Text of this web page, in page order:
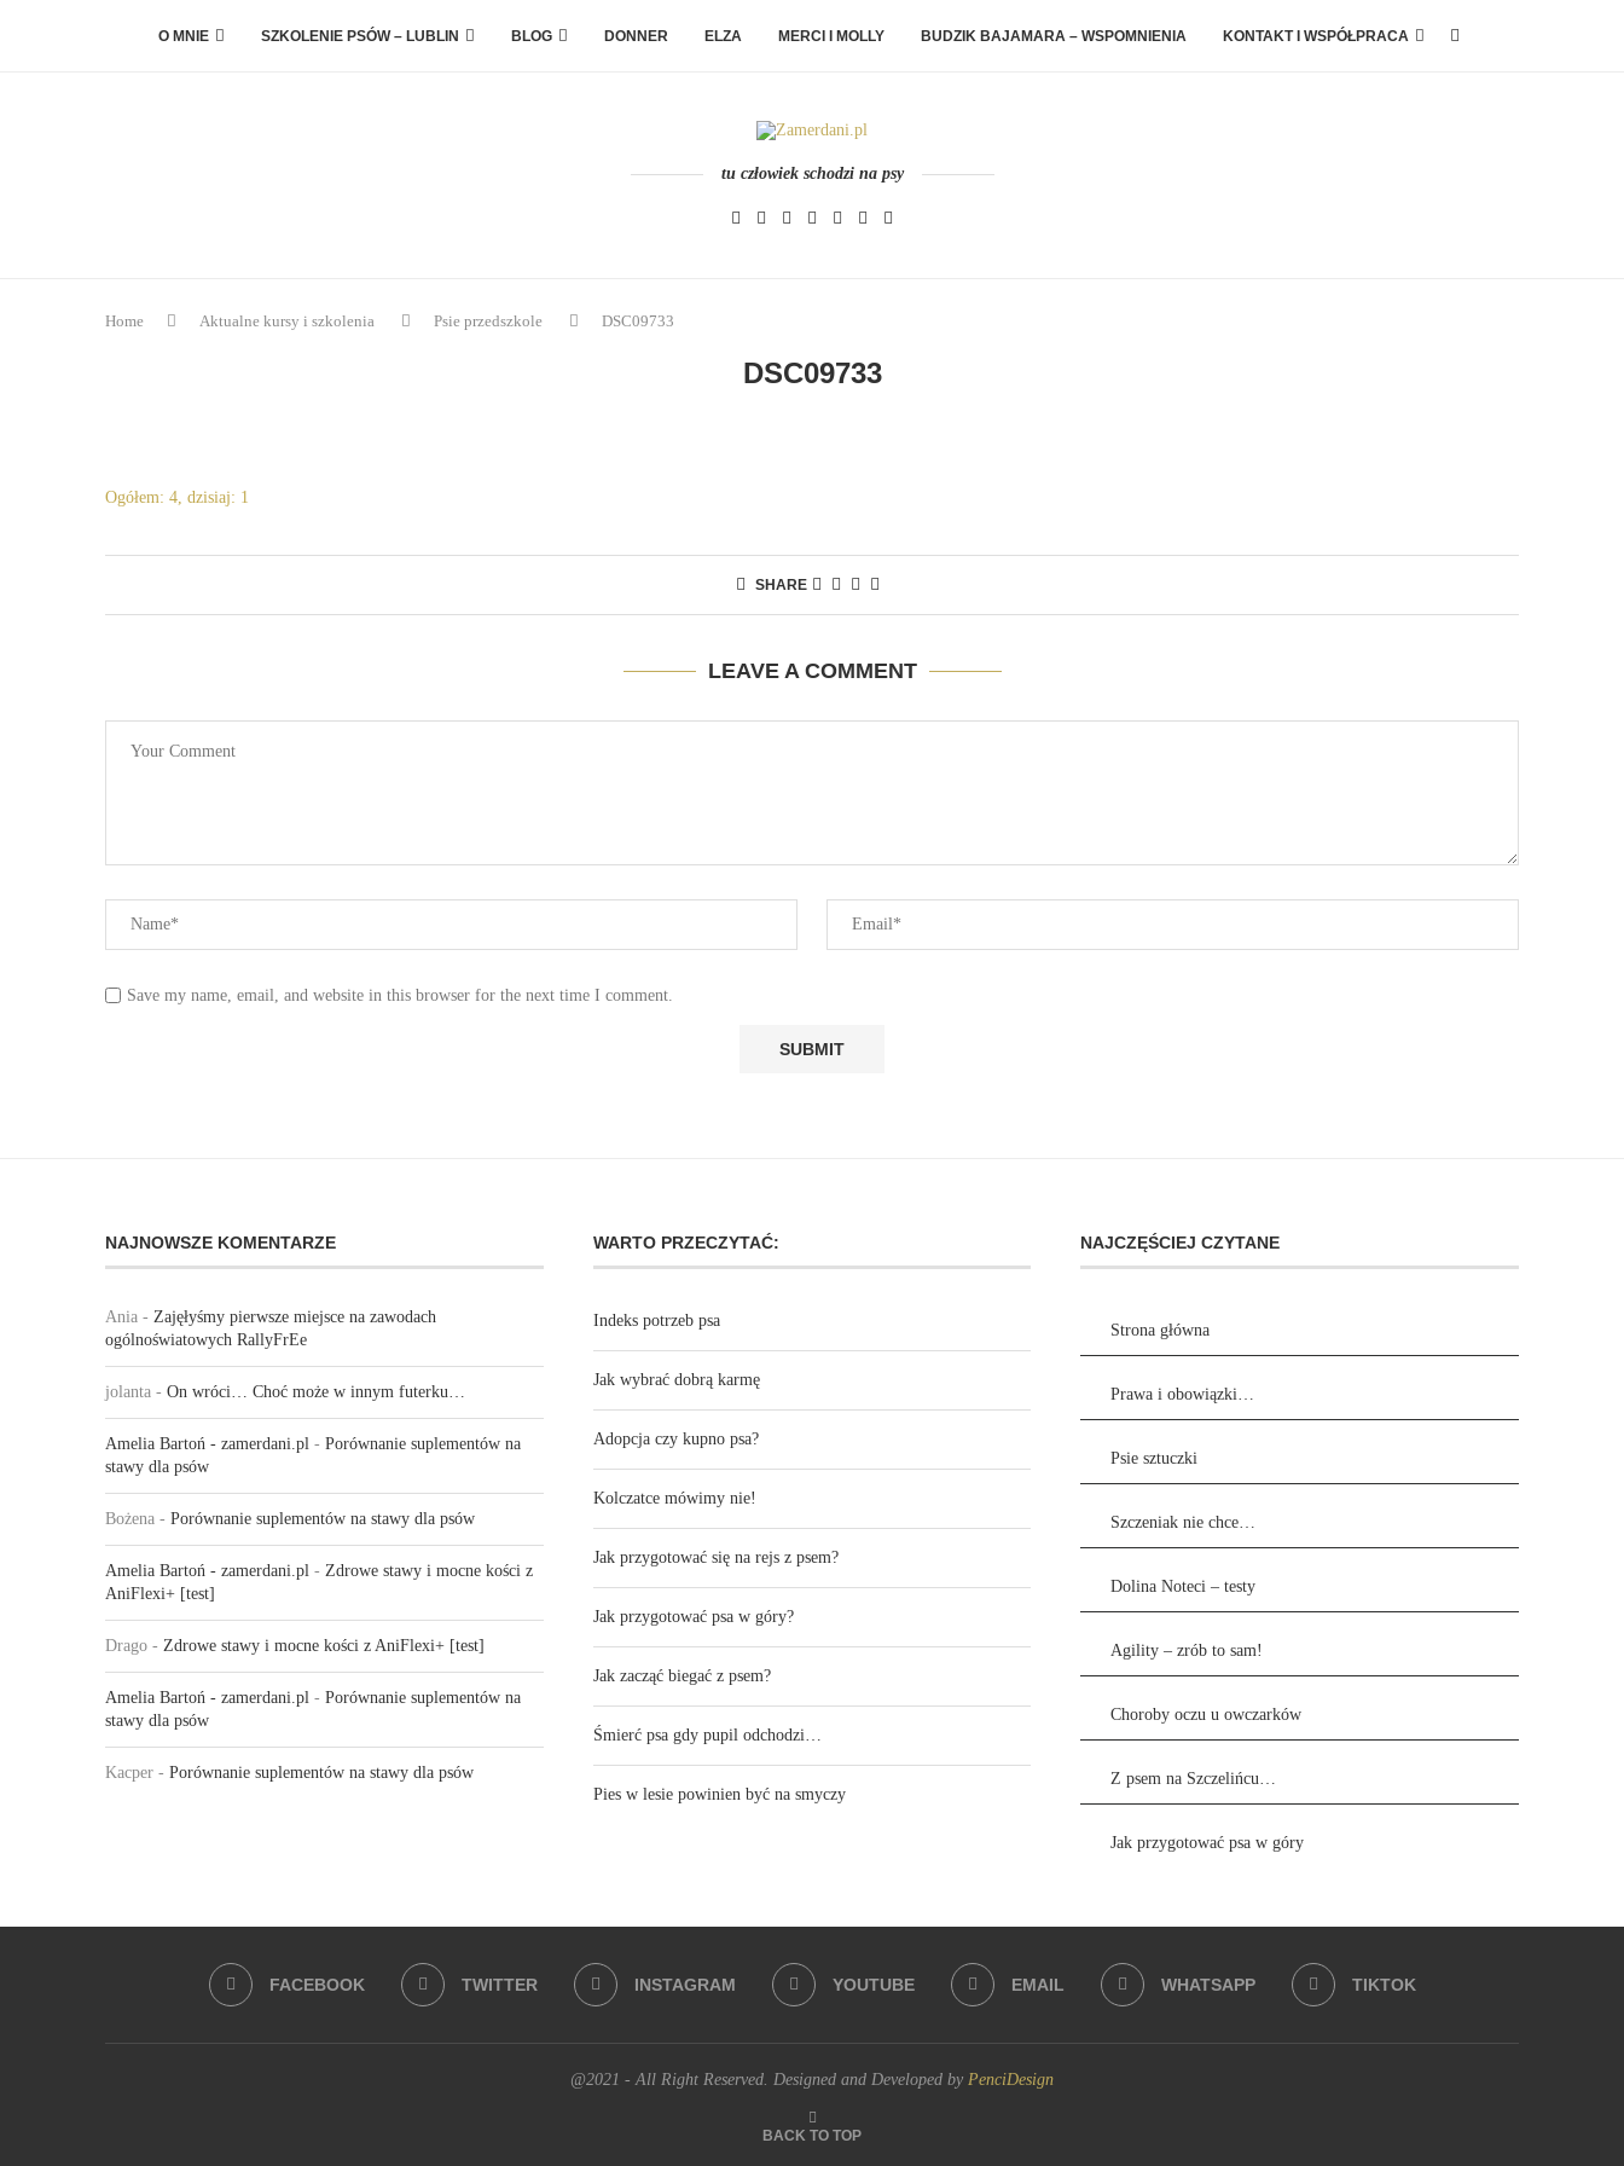
O MNIE SZKOLENIE PSÓW – LUBLIN BLOG DONNER ELZA MERCI I MOLLY BUDZIK BAJAMARA – WSPOMNIENIA KONTAKT I WSPÓŁPRACA
tu człowiek schodzi na psy
Home Aktualne kursy i szkolenia Psie przedszkole DSC09733
DSC09733
Ogółem: 4, dzisiaj: 1
SHARE
LEAVE A COMMENT
Save my name, email, and website in this browser for the next time I comment.
NAJNOWSZE KOMENTARZE
Ania - Zajęłyśmy pierwsze miejsce na zawodach
ogólnoświatowych RallyFrEe
jolanta - On wróci… Choć może w innym futerku…
Amelia Bartoń - zamerdani.pl - Porównanie suplementów na
stawy dla psów
Bożena - Porównanie suplementów na stawy dla psów
Amelia Bartoń - zamerdani.pl - Zdrowe stawy i mocne kości z
AniFlexi+ [test]
Drago - Zdrowe stawy i mocne kości z AniFlexi+ [test]
Amelia Bartoń - zamerdani.pl - Porównanie suplementów na
stawy dla psów
Kacper - Porównanie suplementów na stawy dla psów
WARTO PRZECZYTAĆ:
Indeks potrzeb psa
Jak wybrać dobrą karmę
Adopcja czy kupno psa?
Kolczatce mówimy nie!
Jak przygotować się na rejs z psem?
Jak przygotować psa w góry?
Jak zacząć biegać z psem?
Śmierć psa gdy pupil odchodzi…
Pies w lesie powinien być na smyczy
NAJCZĘŚCIEJ CZYTANE
Strona główna
Prawa i obowiązki…
Psie sztuczki
Szczeniak nie chce…
Dolina Noteci – testy
Agility – zrób to sam!
Choroby oczu u owczarków
Z psem na Szczelińcu…
Jak przygotować psa w góry
FACEBOOK TWITTER INSTAGRAM YOUTUBE EMAIL WHATSAPP TIKTOK
@2021 - All Right Reserved. Designed and Developed by PenciDesign
BACK TO TOP